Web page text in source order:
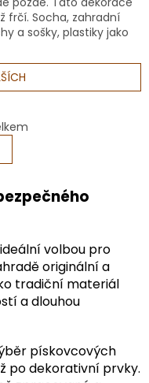
frčí. Socha, zahradní
a sošky, plastiky jako
Prémiová
Panny ...
volbou pro
originální a
tradiční materiál
a dlouhou
pískovcových
po dekorativní prvky.